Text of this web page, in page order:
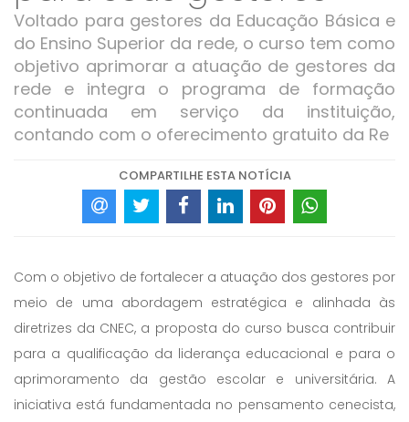
Voltado para gestores da Educação Básica e
do Ensino Superior da rede, o curso tem como
objetivo aprimorar a atuação de gestores da
rede e integra o programa de formação
continuada em serviço da instituição,
contando com o oferecimento gratuito da Re
COMPARTILHE ESTA NOTÍCIA
Com o objetivo de fortalecer a atuação dos gestores por
meio de uma abordagem estratégica e alinhada às
diretrizes da CNEC, a proposta do curso busca contribuir
para a qualificação da liderança educacional e para o
aprimoramento da gestão escolar e universitária. A
iniciativa está fundamentada no pensamento cenecista,